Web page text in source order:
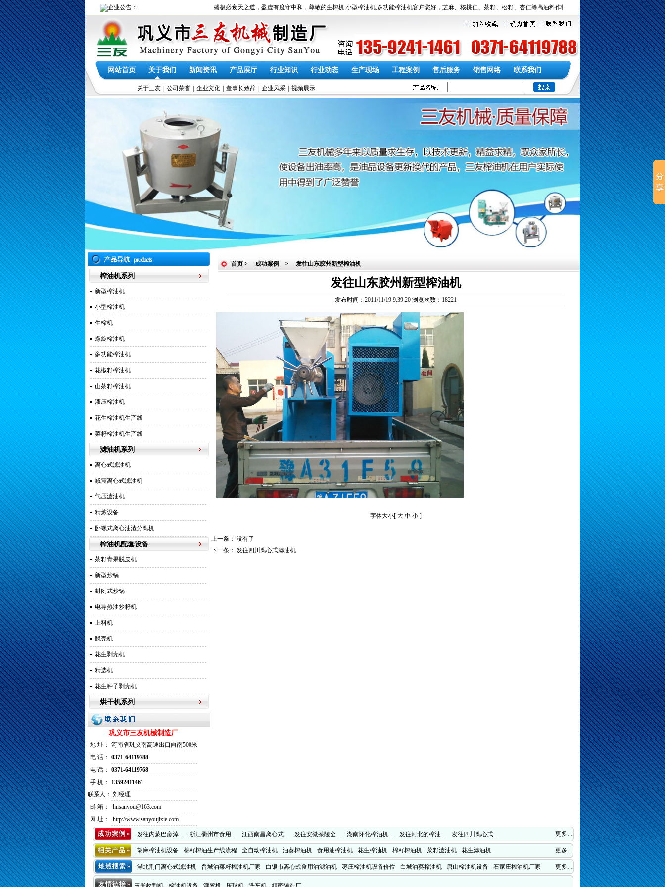
企业公告： 盛极必衰天之道，盈虚有度守中和，尊敬的生榨机,小型榨油机,多功能榨油机客户您好，芝麻、核桃仁、茶籽、松籽、杏仁等高油料作物榨油业界精工深耕家-巩义市三友机械
网站首页 关于我们 新闻资讯 产品展厅 行业知识 行业动态 生产现场 工程案例 售后服务 销售网络 联系我们
企业文化
关于三友 公司荣誉 企业文化 董事长致辞 企业风采 视频展示
榨油机系列
新型榨油机
小型榨油机
生榨机
螺旋榨油机
多功能榨油机
花椒籽榨油机
山茶籽榨油机
液压榨油机
花生榨油机生产线
菜籽榨油机生产线
滤油机系列
离心式滤油机
减震离心式滤油机
气压滤油机
精炼设备
卧螺式离心油渣分离机
榨油机配套设备
茶籽青果脱皮机
新型炒锅
封闭式炒锅
电导热油炒籽机
上料机
脱壳机
花生剥壳机
精选机
花生种子剥壳机
烘干机系列
巩义市三友机械制造厂
地 址：
河南省巩义南高速出口向南500米
电 话：
0371-64119788
电 话：
0371-64119768
手 机：
13592411461
联系人： 刘经理
邮 箱：
hnsanyou@163.com
网 址：
http://www.sanyoujixie.com
首页 > 成功案例 > 发往山东胶州新型榨油机
发往山东胶州新型榨油机
发布时间：2011/11/19 9:39:20 浏览次数：18221
字体大小[ 大 中 小]
上一条： 没有了
下一条： 发往四川离心式滤油机
发往内蒙巴彦淖… 浙江衢州市食用… 江西南昌离心式… 发往安微茶陵全… 湖南怀化榨油机… 发往河北的榨油… 发往四川离心式…
发往山东胶州新…
更多…
胡麻榨油机设备 棉籽榨油生产线流程 全自动榨油机 油葵榨油机 食用油榨油机 花生榨油机 棉籽榨油机 菜籽滤油机 花生滤油机 更多…
湖北荆门离心式滤油机 晋城油菜籽榨油机厂家 白银市离心式食用油滤油机 枣庄榨油机设备价位 白城油葵榨油机 唐山榨油机设备 石家庄榨油机厂家
保定榨油机 河南榨油机设备
更多…
玉米收割机 榨油机设备 灌胶机 压球机 洗车机 精密铸造厂